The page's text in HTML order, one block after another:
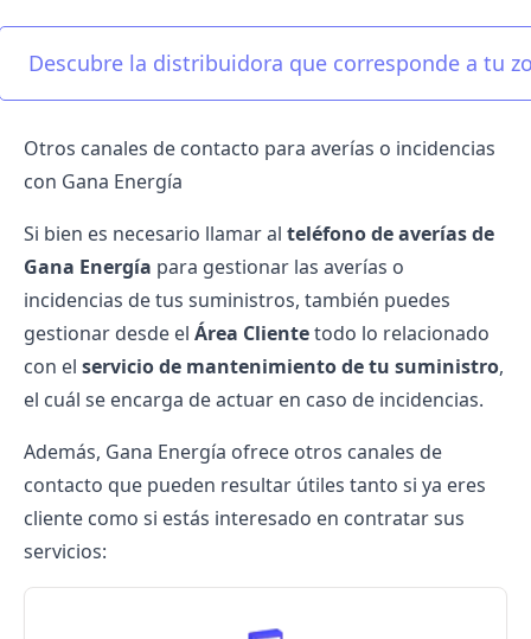
Descubre la distribuidora que corresponde a tu
Otros canales de contacto para averías o incidencias
con Gana Energía
Si bien es necesario llamar al teléfono de averías de
Gana Energía para gestionar las averías o
incidencias de tus suministros, también puedes
gestionar desde el Área Clientetodo lo relacionado
con el servicio de mantenimiento de tu suministro,
el cuál se encarga de actuar en caso de incidencias.
Además, Gana Energía ofrece otros canales de
contacto que pueden resultar útiles tanto si ya eres
cliente como si estás interesado en contratar sus
servicios: